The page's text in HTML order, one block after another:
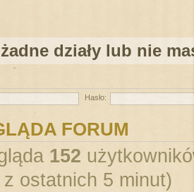
działy lub nie
Hasło:
FORUM
152
ostatnich 5 minut)